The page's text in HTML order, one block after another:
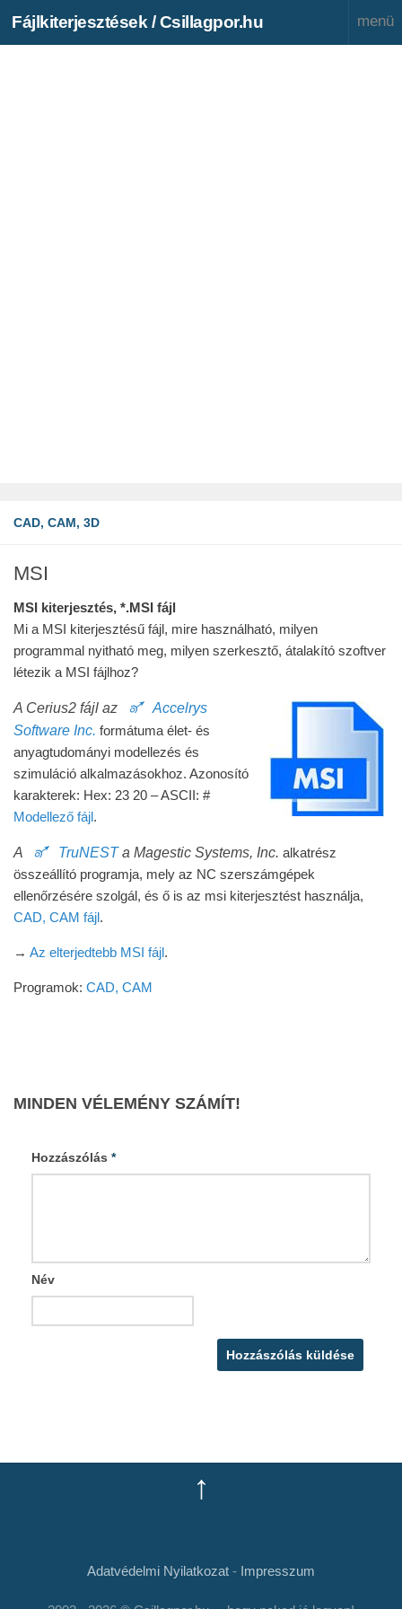
Fájlkiterjesztések / Csillagpor.hu
CAD, CAM, 3D
MSI
MSI kiterjesztés, *.MSI fájl
Mi a MSI kiterjesztésű fájl, mire használható, milyen
programmal nyitható meg, milyen szerkesztő, átalakító szoftver
létezik a MSI fájlhoz?
A Cerius2 fájl az
🜝 Accelrys
Software Inc. formátuma élet- és
anyagtudományi modellezés és
szimuláció alkalmazásokhoz. Azonosító
karakterek: Hex: 23 20 – ASCII: #
Modellező fájl.
A 🜝 TruNESTa Magestic Systems, Inc. alkatrész
összeállító programja, mely az NC szerszámgépek
ellenőrzésére szolgál, és ő is az msi kiterjesztést használja,
CAD, CAM fájl.
→ Az elterjedtebb MSI fájl.
Programok: CAD, CAM
MINDEN VÉLEMÉNY SZÁMÍT!
Hozzászólás *
Név
↑
Adatvédelmi Nyilatkozat - Impresszum